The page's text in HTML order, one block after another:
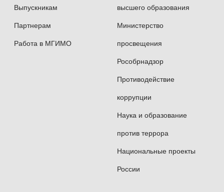
Выпускникам
Партнерам
Работа в МГИМО
высшего образования
Министерство
просвещения
Рособрнадзор
Противодействие
коррупции
Наука и образование
против террора
Национальные проекты
России